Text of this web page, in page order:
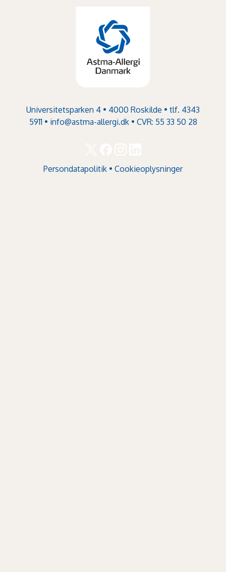
Universitetsparken 4 • 4000 Roskilde • tlf. 4343
5911 • info@astma-allergi.dk• CVR: 55 33 50 28
Persondatapolitik • Cookieoplysninger